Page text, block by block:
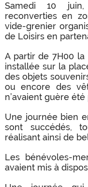
Samedi 10
reconverties en
vide-grenier
de Loisirs en
A partir de 7H00 la
installée sur la
des objets
ou encore des
n’avaient guère été
Une journée bien
sont succédés,
réalisant ainsi de
Les bénévoles-
avaient mis à